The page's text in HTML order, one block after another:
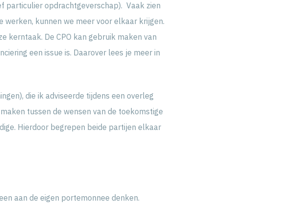
particulier opdrachtgeverschap). Vaak zien
werken, kunnen we meer voor elkaar krijgen.
kerntaak. De CPO kan gebruik maken van
een issue is. Daarover lees je meer in
die ik adviseerde tijdens een overleg
tussen de wensen van de toekomstige
Hierdoor begrepen beide partijen elkaar
aan de eigen portemonnee denken.